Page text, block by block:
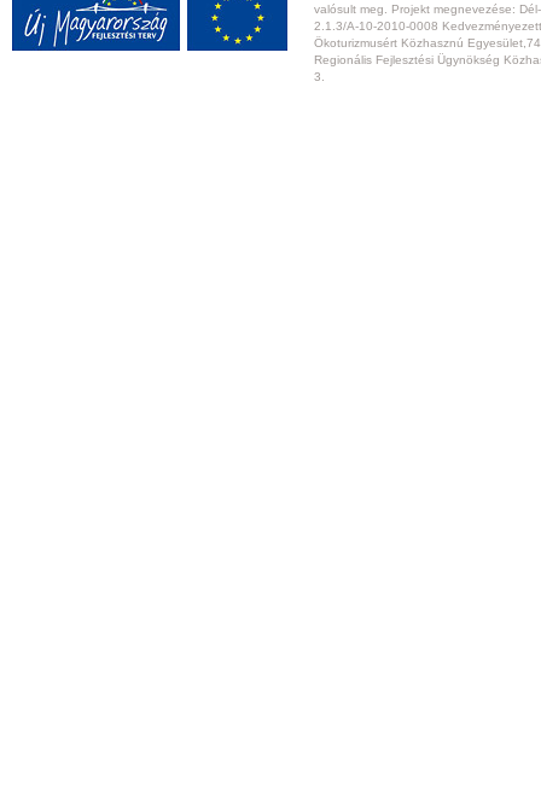
valósult meg. Projekt megnevezése:
2.1.3/A-10-2010-0008
Ökoturizmusért Közhasznú
Regionális Fejlesztési Ügynökség
3.